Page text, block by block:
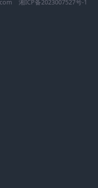
湘ICP备2023007527号-1